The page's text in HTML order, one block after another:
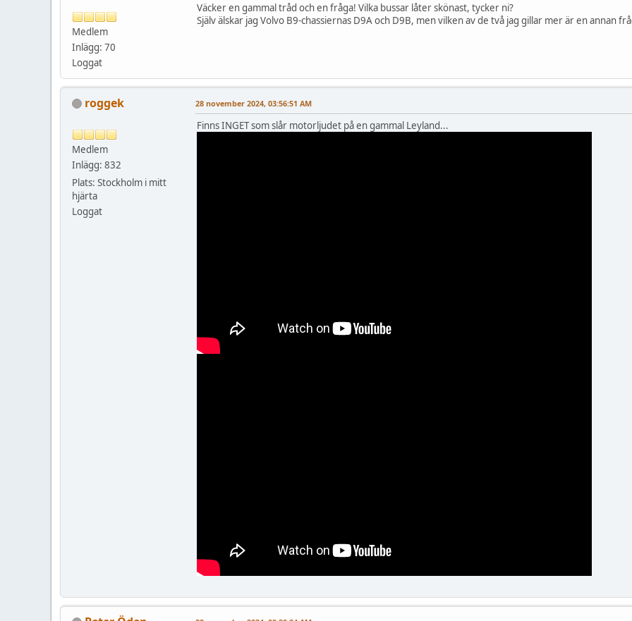
Medlem
Inlägg: 70
Loggat
Väcker en gammal tråd och en fråga! Vilka bussar låter skönast, tycker ni?
Själv älskar jag Volvo B9-chassiernas D9A och D9B, men vilken av de två jag gillar mer är en annan
roggek
Medlem
Inlägg: 832
Plats: Stockholm i mitt
hjärta
Loggat
28 november 2024, 03:56:51 AM
Finns INGET som slår motorljudet på en gammal Leyland...